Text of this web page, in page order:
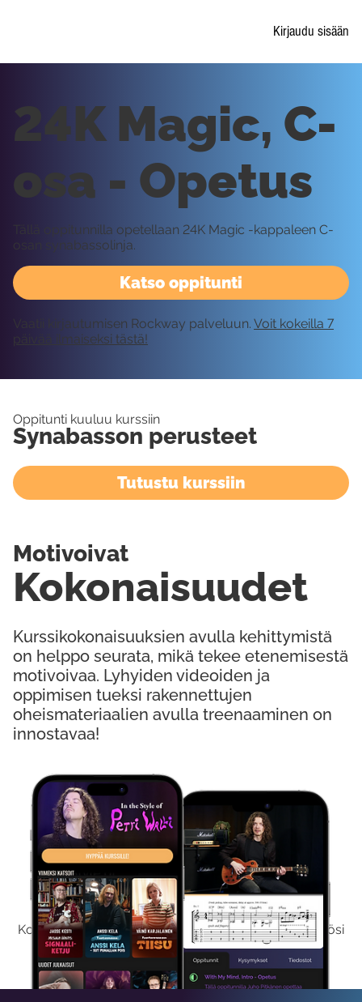
Kirjaudu sisään
Kokeile Ilmaiseksi
Kokeilemalla ilmaiseksi saat koko sisältömme käyttöösi
viikon ajaksi.
Katso oppitunti
24K Magic, C-
osa - Opetus
Tällä oppitunnilla opetellaan 24K Magic -kappaleen C-
osan synabassolinja.
Vaatii kirjautumisen Rockway palveluun. Voit kokeilla 7
päivää ilmaiseksi tästä!
Oppitunti kuuluu kurssiin
Synabasson perusteet
Tutustu kurssiin
Kurssikokonaisuuksien avulla kehittymistä
on helppo seurata, mikä tekee etenemisestä
motivoivaa. Lyhyiden videoiden ja
oppimisen tueksi rakennettujen
oheismateriaalien avulla treenaaminen on
innostavaa!
Kokonaisuudet
Motivoivat